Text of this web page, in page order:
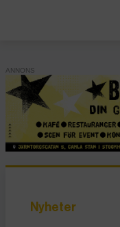
ANNONS
Nyheter